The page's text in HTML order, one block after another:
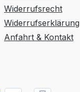
Widerrufsrecht
Widerrufserklärung
Anfahrt & Kontakt